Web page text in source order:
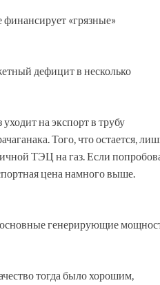
«грязные»
дефицит в несколько
на экспорт в трубу
Того, что остается,
ТЭЦ на газ. Если
цена намного выше.
основные генерирующие
тогда было хорошим,